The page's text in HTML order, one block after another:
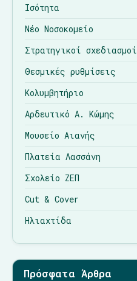
Ισότητα
Νέο Νοσοκομείο
Στρατηγικοί σχεδιασμοί
Θεσμικές ρυθμίσεις
Κολυμβητήριο
Αρδευτικό Α. Κώμης
Μουσείο Αιανής
Πλατεία Λασσάνη
Σχολείο ΖΕΠ
Cut & Cover
Ηλιαχτίδα
Πρόσφατα Άρθρα